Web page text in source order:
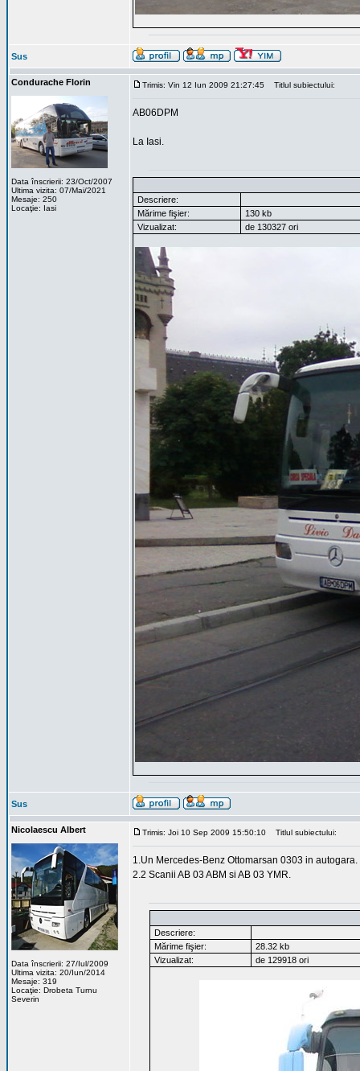
Sus
Condurache Florin
Data înscrierii: 23/Oct/2007
Ultima vizita: 07/Mai/2021
Mesaje: 250
Locaţie: Iasi
Trimis: Vin 12 Iun 2009 21:27:45 Titlul subiectului:
AB06DPM
La Iasi.
Descriere:
Mărime fişier:
130 kb
Vizualizat:
de 130327 ori
Sus
Nicolaescu Albert
Data înscrierii: 27/Iul/2009
Ultima vizita: 20/Iun/2014
Mesaje: 319
Locaţie: Drobeta Turnu
Severin
Trimis: Joi 10 Sep 2009 15:50:10 Titlul subiectului:
1.Un Mercedes-Benz Ottomarsan 0303 in autogara.
2.2 Scanii AB 03 ABM si AB 03 YMR.
Descriere:
Mărime fişier:
28.32 kb
Vizualizat:
de 129918 ori